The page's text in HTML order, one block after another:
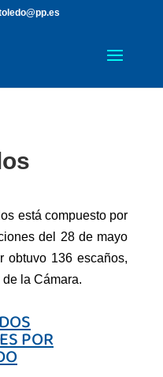
está compuesto por
del 28 de mayo
obtuvo 136 escaños,
la Cámara.
POR